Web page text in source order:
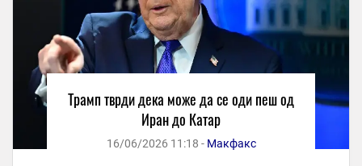
Трамп тврди дека може да се оди пеш од
Иран до Катар
16/06/2026 11:18 - Макфакс